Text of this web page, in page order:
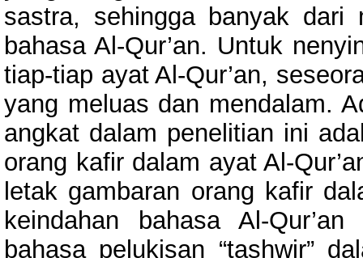
sastra, sehingga banyak dari
bahasa Al-Qur’an. Untuk
tiap-tiap ayat Al-Qur’an,
yang meluas dan mendalam.
angkat dalam penelitian ini
orang kafir dalam ayat Al-
letak gambaran orang kafir
keindahan bahasa Al-
bahasa pelukisan “tashwir”